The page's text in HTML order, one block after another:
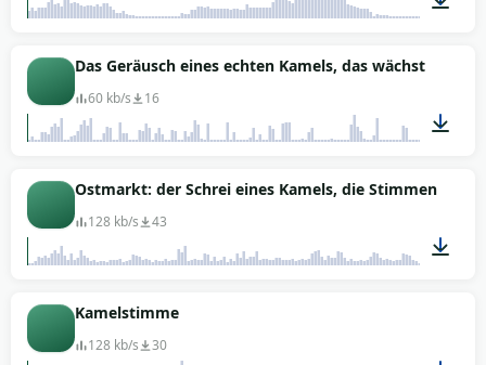
00:06
Das Geräusch eines echten Kamels, das wächst
60 kb/s 16
00:42
Ostmarkt: der Schrei eines Kamels, die Stimmen der
128 kb/s 43
Kamelstimme
128 kb/s 30